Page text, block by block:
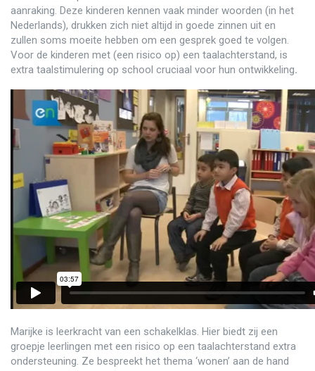
aanraking. Deze kinderen kennen vaak minder woorden (in het
Nederlands), drukken zich niet altijd in goede zinnen uit en
zullen soms moeite hebben om een gesprek goed te volgen.
Voor de kinderen met (een risico op) een taalachterstand, is
extra taalstimulering op school cruciaal voor hun ontwikkeling.
Marijke is leerkracht van een schakelklas. Hier biedt zij een
groepje leerlingen met een risico op een taalachterstand extra
ondersteuning. Ze bespreekt het thema ‘wonen’ aan de hand